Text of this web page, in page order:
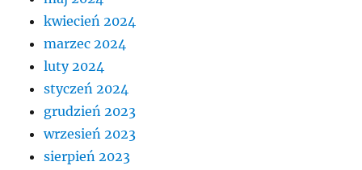
kwiecień 2024
marzec 2024
luty 2024
styczeń 2024
grudzień 2023
wrzesień 2023
sierpień 2023